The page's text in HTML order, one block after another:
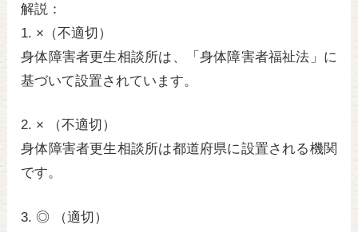
解説：
1. ×（不適切）
身体障害者更生相談所は、「 身体障害者福祉法 」に
基づいて設置されています。
2. × （不適切）
身体障害者更生相談所は都道府県に設置される機関
です。
3. ◎ （適切）